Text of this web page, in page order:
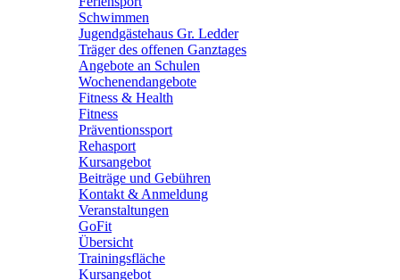
Schwimmen
Jugendgästehaus Gr. Ledder
Träger des offenen Ganztages
Angebote an Schulen
Wochenendangebote
Fitness & Health
Fitness
Präventionssport
Rehasport
Kursangebot
Beiträge und Gebühren
Kontakt & Anmeldung
Veranstaltungen
GoFit
Übersicht
Trainingsfläche
Kursangebot